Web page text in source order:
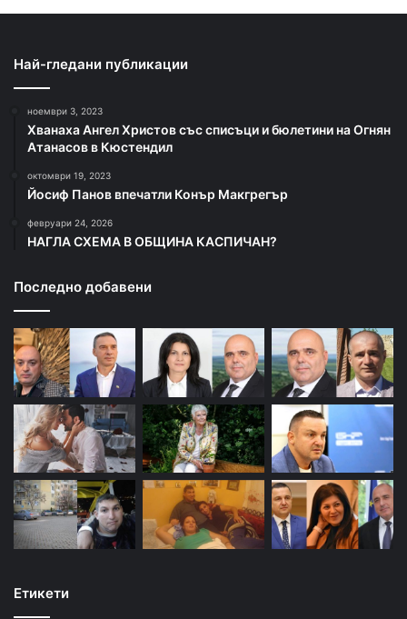
Най-гледани публикации
ноември 3, 2023
Хванаха Ангел Христов със списъци и бюлетини на Огнян
Атанасов в Кюстендил
октомври 19, 2023
Йосиф Панов впечатли Конър Макгрегър
февруари 24, 2026
НАГЛА СХЕМА В ОБЩИНА КАСПИЧАН?
Последно добавени
Етикети